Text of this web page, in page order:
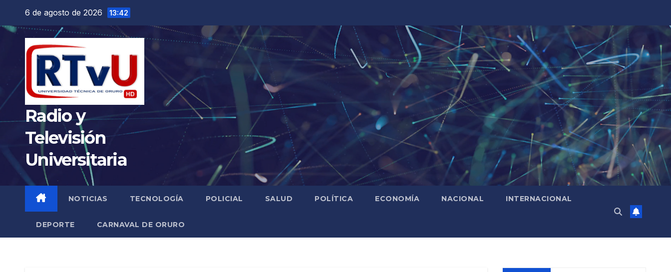
contenido
6 de agosto de 2026 13:42
Radio y
Televisión
Universitaria
NOTICIAS TECNOLOGÍA POLICIAL SALUD POLÍTICA ECONOMÍA NACIONAL INTERNACIONAL
DEPORTE CARNAVAL DE ORURO